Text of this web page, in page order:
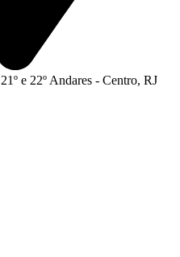
e 22º Andares - Centro, RJ